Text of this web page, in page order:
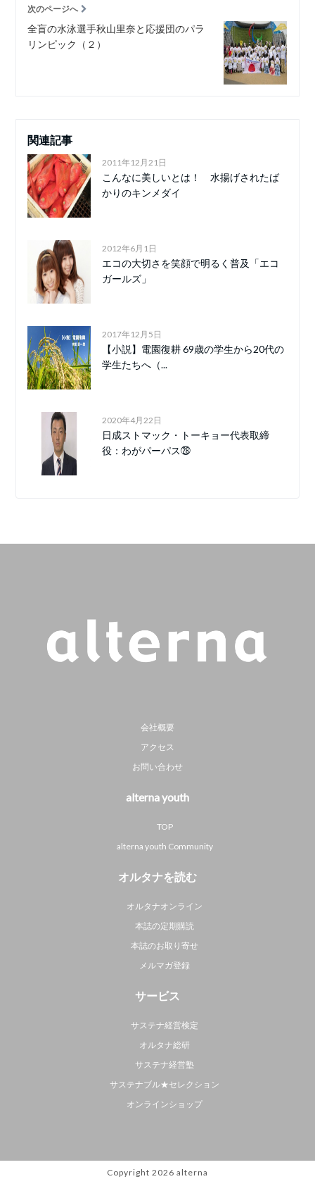
次のページへ
全盲の水泳選手秋山里奈と応援団のパラ
リンピック（２）
関連記事
2011年12月21日
こんなに美しいとは！ 水揚げされたば
かりのキンメダイ
2012年6月1日
エコの大切さを笑顔で明るく普及「エコ
ガールズ」
2017年12月5日
【小説】電園復耕 69歳の学生から20代の
学生たちへ（...
2020年4月22日
日成ストマック・トーキョー代表取締
役：わがパーパス㉘
会社概要
アクセス
お問い合わせ
alterna youth
TOP
alterna youth Community
オルタナを読む
オルタナオンライン
本誌の定期購読
本誌のお取り寄せ
メルマガ登録
サービス
サステナ経営検定
オルタナ総研
サステナ経営塾
サステナブル★セレクション
オンラインショップ
Copyright 2026 alterna